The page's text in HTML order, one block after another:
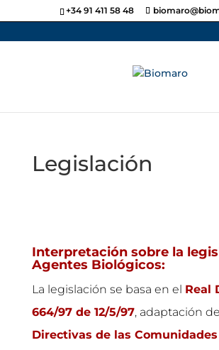
+34 91 411 58 48
Legislación
Interpretación sobre la
Agentes Biológicos:
La legislación se basa en el Real
664/97 de 12/5/97, adaptación
Directivas de las